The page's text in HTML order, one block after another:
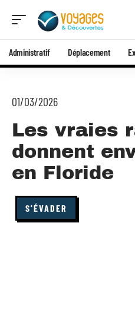
Administratif Déplacement
01/03/2026
Les vraies
donnent
en Floride
S'ÉVADER